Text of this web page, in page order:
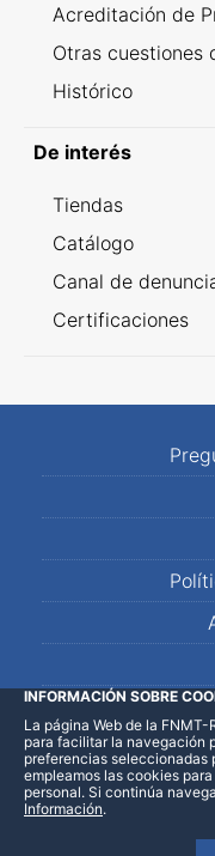
Acreditación de
Otras cuestiones
Histórico
De interés
Tiendas
Catálogo
Canal de
Certificaciones
LinkedIn
INFORMACIÓN SOBRE
La página Web de la
para facilitar la navegación
preferencias seleccionadas
empleamos las cookies
personal. Si continúa
Información.